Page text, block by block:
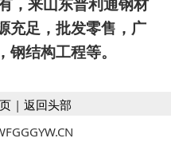
充足，批发零售，广
结构工程等。
| 返回头部